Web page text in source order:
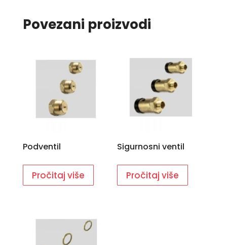
Povezani proizvodi
Podventil
Pročitaj više
Sigurnosni ventil
Pročitaj više